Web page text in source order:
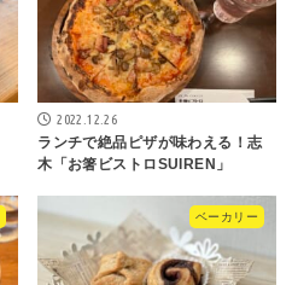
2022.12.26
ランチで絶品ピザが味わえる！志
木「お箸ビストロSUIREN」
ベーカリー